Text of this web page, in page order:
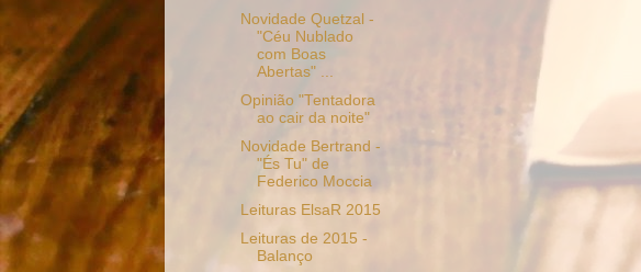
Novidade Quetzal -
"Céu Nublado
com Boas
Abertas" ...
Opinião "Tentadora
ao cair da noite"
Novidade Bertrand -
"És Tu" de
Federico Moccia
Leituras ElsaR 2015
Leituras de 2015 -
Balanço